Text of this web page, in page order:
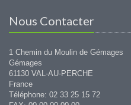
Nous Contacter
1 Chemin du Moulin de Gémages
Gémages
61130 VAL-AU-PERCHE
France
Téléphone: 02 33 25 15 72